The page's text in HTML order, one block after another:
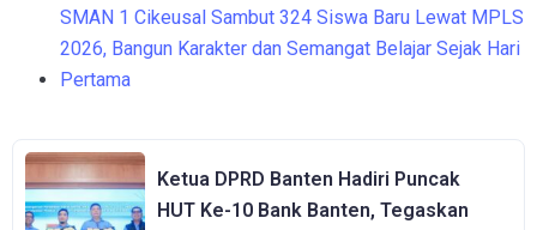
SMAN 1 Cikeusal Sambut 324 Siswa Baru Lewat MPLS
2026, Bangun Karakter dan Semangat Belajar Sejak Hari
Pertama
Ketua DPRD Banten Hadiri Puncak
HUT Ke-10 Bank Banten, Tegaskan